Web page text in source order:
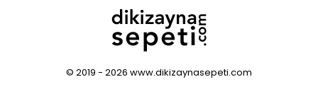
© 2019 - 2026 www.dikizaynasepeti.com